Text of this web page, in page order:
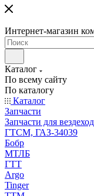
Интернет-магазин
Каталог
По всему сайту
По каталогу
Каталог
Запчасти
Запчасти для
ГТСМ, ГАЗ-34039
Бобр
МТЛБ
ГТТ
Argo
Tinger